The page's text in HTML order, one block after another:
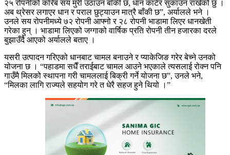
२५ रोपनीको करिब सय मुरी उठाउन बाँकी छ, धान काटेर सुकाउन राखेको छु ।
अब थ्रेसर लगाएर धान र पराल छुट्याउन मात्रै बाँकी छ”, अर्यालले भने ।
उनले सय रोपनीमध्ये ७२ रोपनी आफ्नो र २८ रोपनी भाडामा लिएर धानखेती
गरेका हुन् । भाडामा लिएको जग्गाको वार्षिक प्रति रोपनी तीन हजारका दरले
बुझाउँदै आएको अर्यालले बताए ।
यसरी उत्पादन गरिएको धानबाट चामल बनाउने र प्याकेजिङ गरेर बेच्ने उनको
योजना छ । “पहाडमा सधैँ तराईबाट चामल आउने भएकाले त्यसलाई रोक्न पनि
गाउँमै मिलको स्थापना गरी चामललाई बिक्री गर्ने योजना छ”, उनले भने,
“मिलका लागि राज्यले सहयोग गरे त धेरै सहज हुने थियो ।”